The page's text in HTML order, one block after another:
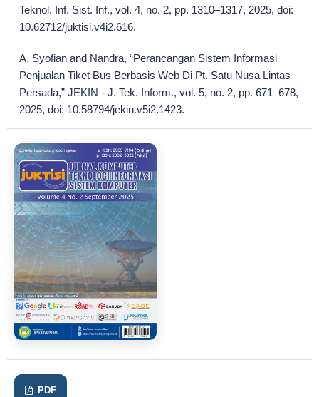
Teknol. Inf. Sist. Inf., vol. 4, no. 2, pp. 1310–1317, 2025, doi:
10.62712/juktisi.v4i2.616.
A. Syofian and Nandra, “Perancangan Sistem Informasi
Penjualan Tiket Bus Berbasis Web Di Pt. Satu Nusa Lintas
Persada,” JEKIN - J. Tek. Inform., vol. 5, no. 2, pp. 671–678,
2025, doi: 10.58794/jekin.v5i2.1423.
PDF